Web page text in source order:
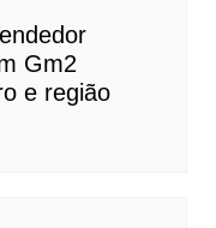
Gm2
e região